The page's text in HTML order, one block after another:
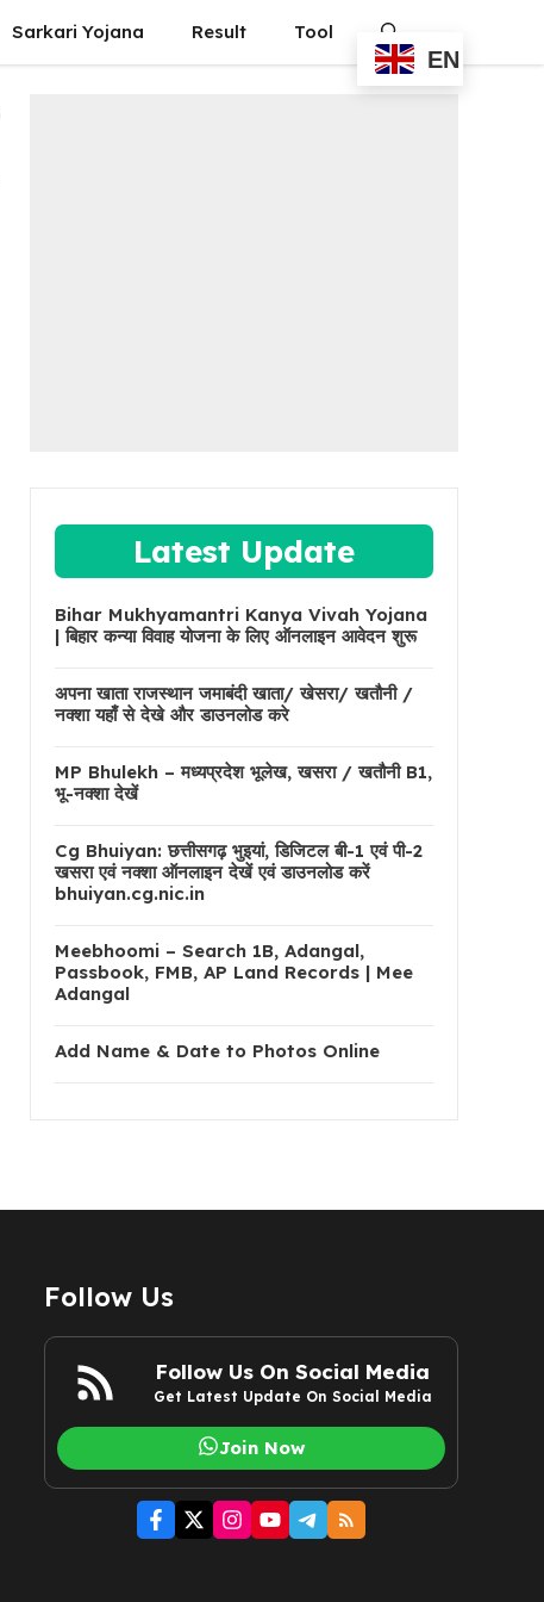
Sarkari Yojana Result Tool
EN
Latest Update
Bihar Mukhyamantri Kanya Vivah Yojana
| बिहार कन्या विवाह योजना के लिए ऑनलाइन आवेदन शुरू
अपना खाता राजस्थान जमाबंदी खाता/ खेसरा/ खतौनी /
नक्शा यहाँ से देखे और डाउनलोड करे
MP Bhulekh – मध्यप्रदेश भूलेख, खसरा / खतौनी B1,
भू-नक्शा देखें
Cg Bhuiyan: छत्तीसगढ़ भुइयां, डिजिटल बी-1 एवं पी-2
खसरा एवं नक्शा ऑनलाइन देखें एवं डाउनलोड करें
bhuiyan.cg.nic.in
Meebhoomi – Search 1B, Adangal,
Passbook, FMB, AP Land Records | Mee
Adangal
Add Name & Date to Photos Online
Follow Us
Follow Us On Social Media
Get Latest Update On Social Media
Join Now